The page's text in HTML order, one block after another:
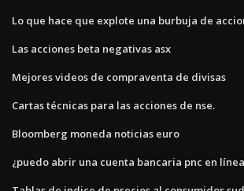
Lo que hace que explote una burbuja de
Las acciones beta negativas asx
Mejores videos de compraventa de divisas
Cartas técnicas para las acciones de nse.
Bloomberg moneda noticias euro
¿puedo abrir una cuenta bancaria pnc en línea_